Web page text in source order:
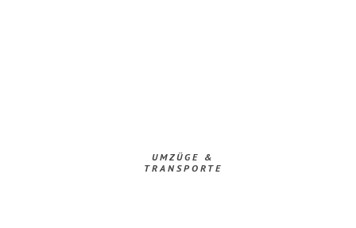
UMZÜGE &
TRANSPORTE